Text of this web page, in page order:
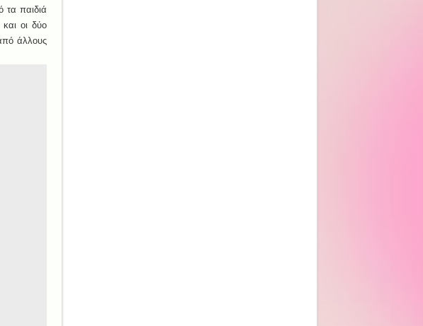
τα παιδιά
οι δύο
άλλους